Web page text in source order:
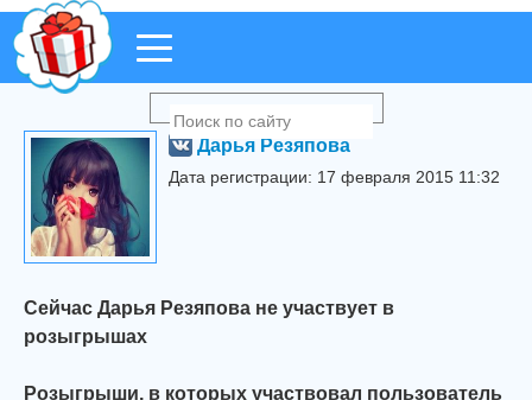
Дарья Резяпова
Дата регистрации: 17 февраля 2015 11:32
Сейчас Дарья Резяпова не участвует в
розыгрышах
Розыгрыши, в которых участвовал пользователь